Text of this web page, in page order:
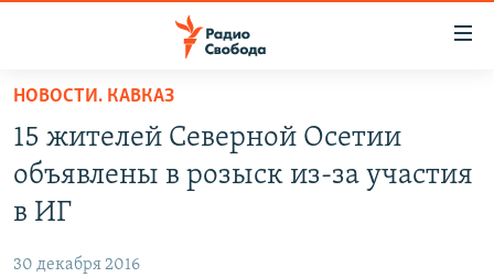
упрощенного
доступа
Вернуться
основному
ПОДКАСТЫ
АВТОРСКИЕ ПРОЕКТЫ
НОВОСТИ. КАВКАЗ
15 жителей Северной Осетии
объявлены в розыск из-за участия
в ИГ
30 декабря 2016